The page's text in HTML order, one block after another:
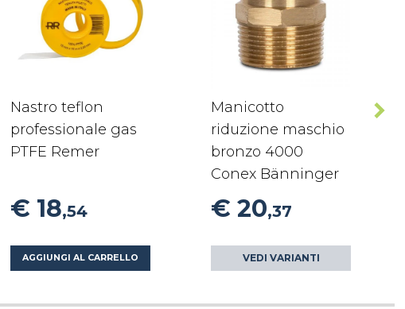
Nastro teflon
professionale gas
PTFE Remer
€ 18,54
AGGIUNGI AL CARRELLO
Manicotto
riduzione maschio
bronzo 4000
Conex Bänninger
€ 20,37
VEDI VARIANTI